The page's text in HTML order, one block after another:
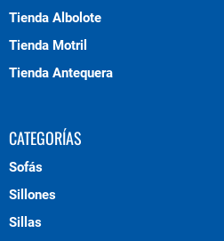
Tienda Albolote
Tienda Motril
Tienda Antequera
CATEGORÍAS
Sofás
Sillones
Sillas